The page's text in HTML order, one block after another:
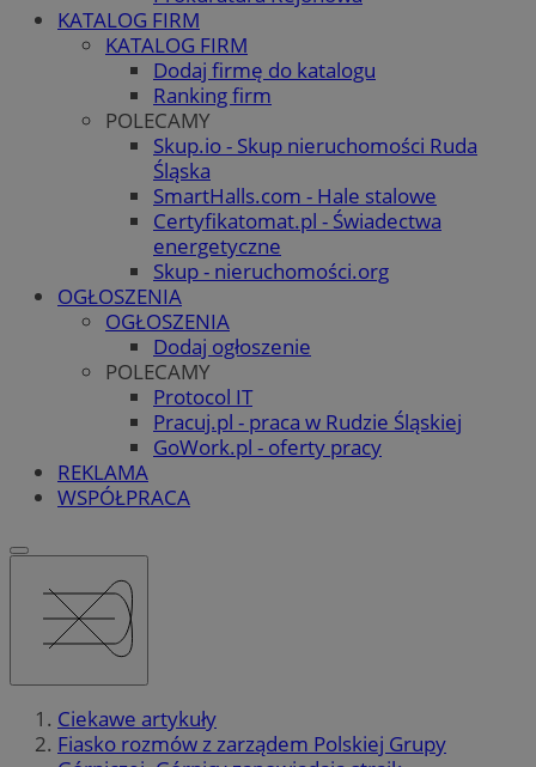
KATALOG FIRM
KATALOG FIRM
Dodaj firmę do katalogu
Ranking firm
POLECAMY
Skup.io - Skup nieruchomości Ruda
Śląska
SmartHalls.com - Hale stalowe
Certyfikatomat.pl - Świadectwa
energetyczne
Skup - nieruchomości.org
OGŁOSZENIA
OGŁOSZENIA
Dodaj ogłoszenie
POLECAMY
Protocol IT
Pracuj.pl - praca w Rudzie Śląskiej
GoWork.pl - oferty pracy
REKLAMA
WSPÓŁPRACA
Ciekawe artykuły
Fiasko rozmów z zarządem Polskiej Grupy